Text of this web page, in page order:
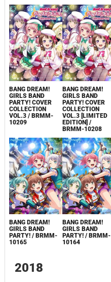
BANG DREAM!
GIRLS BAND
PARTY! COVER
COLLECTION
VOL.3 / BRMM-
10209
BANG DREAM!
GIRLS BAND
PARTY! COVER
COLLECTION
VOL.3 [LIMITED
EDITION] /
BRMM-10208
BANG DREAM!
GIRLS BAND
PARTY! / BRMM-
10165
BANG DREAM!
GIRLS BAND
PARTY! / BRMM-
10164
2018